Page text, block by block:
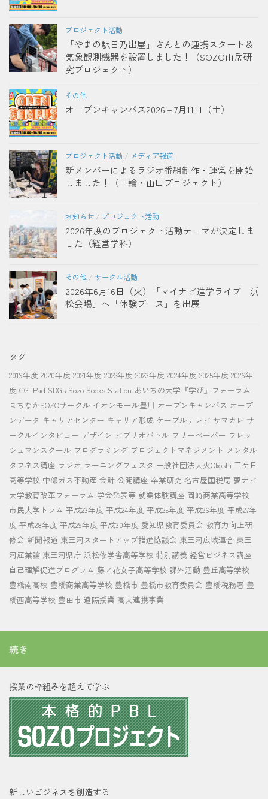
プロジェクト活動
「やまの駅日乃出屋」さんとの連携スタート＆
気象観測機器を設置しました！（SOZO山岳研
究プロジェクト）
その他
オープンキャンパス2026－7月11日（土）
プロジェクト活動 / メディア報道
新メンバーによるラジオ番組制作・運営を開始
しました！（三輪・山口プロジェクト）
お知らせ / プロジェクト活動
2026年度のプロジェクト活動テーマが決定しま
した（経営学科）
その他 / サークル活動
2026年6月16日（火）「マイナビ進学ライブ 浜
松会場」へ「体験ブース」を出展
タグ
2019年度 2020年度 2021年度 2022年度 2023年度 2024年度 2025年度 2026年
度 CG iPad SDGs Sozo Socks Station あいちの大学『学び』フォーラム
まちなかSOZOサークル イオンモール豊川 オープンキャンパス オープ
ンデータ キャリアセンター キャリア形成 ケーブルテレビ サマカレ サ
ークルインタビュー デザイン ビブリオバトル フリーペーパー フレッ
シュマンスクール プログラミング プロジェクトマネジメント メンタル
タフネス講座 ラジオ ラーニングフェスタ 一般社団法人火Okoshi 三ケ日
高等学校 中部ガス不動産 会計 公開講座 卒業研究 名古屋国税局 夢ナビ
大学教育改革フォーラム 学会発表等 就業体験講座 岡崎商業高等学校
市民大学トラム 平成23年度 平成24年度 平成25年度 平成26年度 平成27年
度 平成28年度 平成29年度 平成30年度 愛知県教育委員会 教育力向上研
修会 新聞報道 東三河スタートアップ推進協議会 東三河広域連合 東三
河産業論 東三河県庁 浜松修学舎高等学校 特別講義 経営ビジネス講座
自己理解促進プログラム 藤ノ花女子高等学校 課外活動 豊丘高等学校
豊橋南高校 豊橋商業高等学校 豊橋市 豊橋市教育委員会 豊橋税務署 豊
橋西高等学校 豊田市 遠隔授業 高大連携事業
続き
授業の枠組みを超えて学ぶ
新しいビジネスを創造する